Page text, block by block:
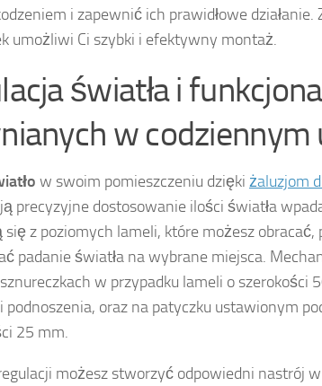
i zapewnić ich prawidłowe
umożliwi Ci szybki i efektywny montaż.
światła i
w
w swoim pomieszczeniu dzięki żaluzjom
precyzyjne dostosowanie ilości światła
się z poziomych lameli, które możesz obracać,
padanie światła na wybrane miejsca.
w przypadku lameli o szerokości
podnoszenia, oraz na patyczku ustawionym
25 mm.
możesz stworzyć odpowiedni nastrój